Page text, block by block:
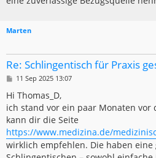
Marten
Re: Schlingentisch für Praxis
B
i
t
r
a
g
11 Sep 2025 13:07
Hi Thomas_D,
ich stand vor ein paar Monaten vor
kann dir die Seite
https://www.medizina.de/
wirklich empfehlen. Die haben eine